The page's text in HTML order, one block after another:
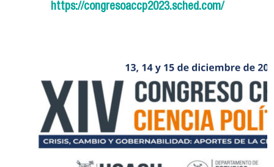
https://congresoaccp2023.sched.com/